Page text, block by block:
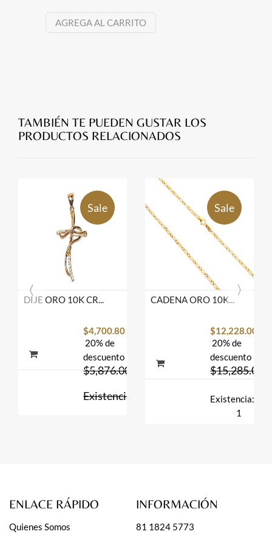
AGREGA AL CARRITO
TAMBIÉN TE PUEDEN GUSTAR LOS
PRODUCTOS RELACIONADOS
Sale
DIJE ORO 10K CRUZ C/P FLZ AMA MEX.
$4,700.80
20% de
descuento
$5,876.00
Existencia:
Sale
CADENA ORO 10K FIG 1X1 M.60 50 BAS MEX.
$12,228.00
20% de
descuento
$15,285.00
Existencia:
1
ENLACE RÁPIDO
Quienes Somos
INFORMACIÓN
81 1824 5773